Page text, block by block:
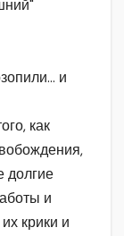
и
как
долгие
и
крики и